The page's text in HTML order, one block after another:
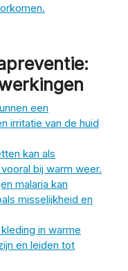
een
irritatie van de huid
kan als
bij warm weer.
malaria kan
misselijkheid en
in warme
en leiden tot